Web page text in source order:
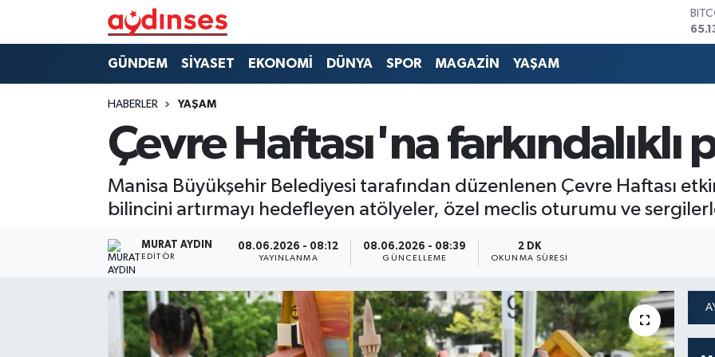
GÜNDEM SİYASET EKONOMİ DÜNYA SPOR MAGAZİN YAŞAM
HABERLER YAŞAM
Çevre Haftası'na farkındalıklı
Manisa Büyükşehir Belediyesi tarafından düzenlenen Çevre Haftası
bilincini artırmayı hedefleyen atölyeler, özel meclis oturumu ve
MURAT AYDIN
EDITÖR
08.06.2026 - 08:12
YAYINLANMA
08.06.2026 - 08:39
GÜNCELLEME
2 DK
OKUNMA SÜRESI
EKONOMİ
MAGAZİN
Nöbetçi Eczaneler
Hava Durumu
Aydin Namaz Vakitleri
Trafik Durumu
Süper Lig Puan Durumu ve Fikstür
Tüm Manşetler
Son Dakika Haberleri